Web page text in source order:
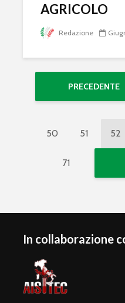
AGRICOLO
Redazione
PRECEDENTE
50 51 52
71
In collaborazione